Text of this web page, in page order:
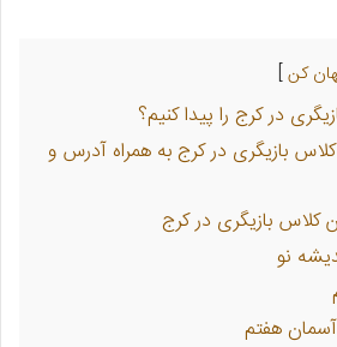
کن
در کرج را پیدا کنیم؟
بازیگری در کرج به همراه آدرس و
کلاس بازیگری در کرج
نو
هفتم